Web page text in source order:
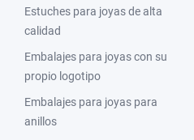
Estuches para joyas de alta
calidad
Embalajes para joyas con su
propio logotipo
Embalajes para joyas para
anillos